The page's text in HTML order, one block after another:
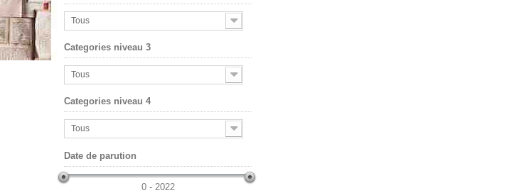
Tous
Categories niveau 3
Tous
Categories niveau 4
Tous
Date de parution
0 - 2022